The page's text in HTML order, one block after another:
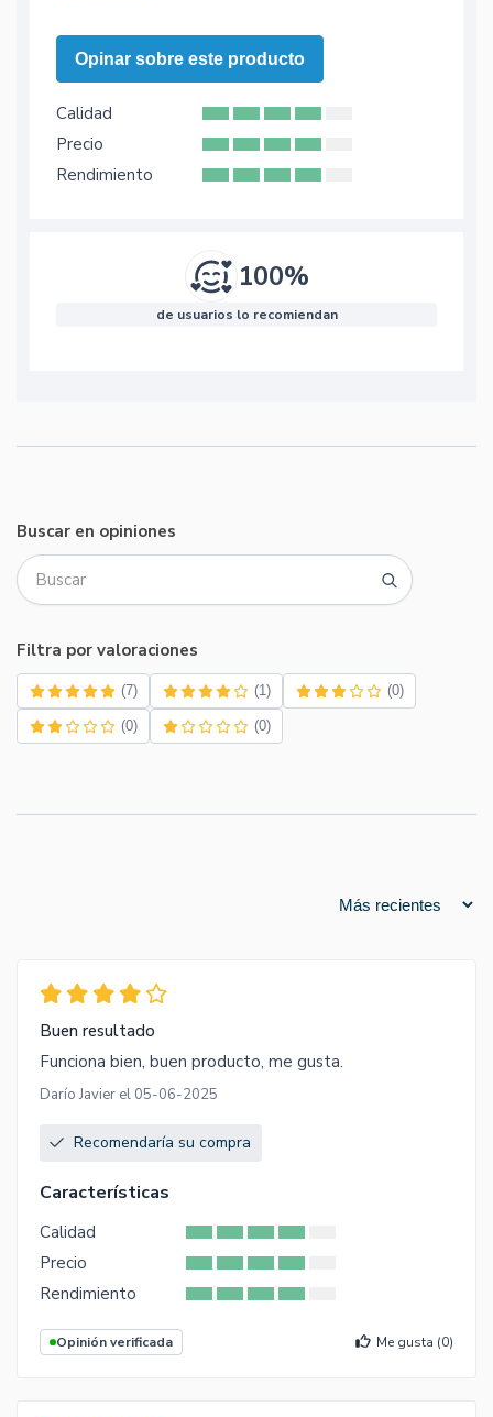
Opinar sobre este producto
Calidad
Precio
Rendimiento
100%
de usuarios lo recomiendan
Buscar en opiniones
Filtra por valoraciones
(7) (1) (0)
(0) (0)
Buen resultado
Funciona bien, buen producto, me gusta.
Darío Javier el 05-06-2025
Recomendaría su compra
Características
Calidad
Precio
Rendimiento
Opinión verificada Me gusta (0)